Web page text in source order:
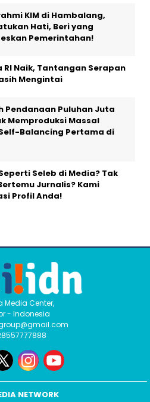
KIM di Hambalang,
Hati, Beri yang
Pemerintahan!
RI Naik, Tantangan Serapan
Mengintai
Pendanaan Puluhan Juta
Memproduksi Massal
Balancing Pertama di
Seleb di Media? Tak
Jurnalis? Kami
Profil Anda!
Media Center,
- Indonesia
NETWORK